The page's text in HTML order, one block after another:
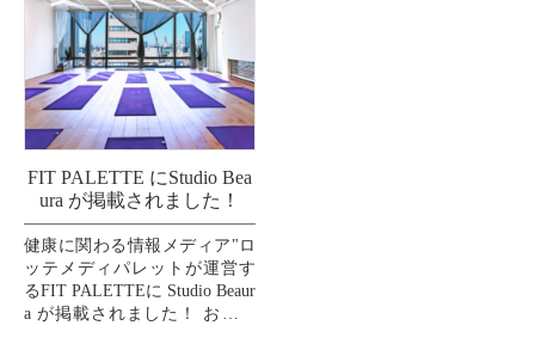
FIT PALETTE にStudio Bea
ura が掲載されました！
健康に関わる情報メディア"ロ
ッテメディパレットが運営す
るFIT PALETTEに Studio Beaur
a が掲載されました！ お口の